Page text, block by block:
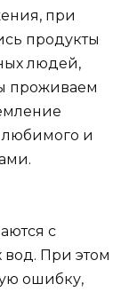
при
продукты
людей,
проживаем
любимого и
с
При этом
ошибку,